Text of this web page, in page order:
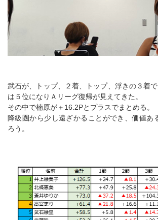
武石が、トップ、２着、トップ、浮きの３着
は５位になりＡリーグ復帰が見えてきた。
その中で楠原が＋16.2Pとプラスでまとめる。
降級圏から少し遠ざかることができ、価値あ
ろう。